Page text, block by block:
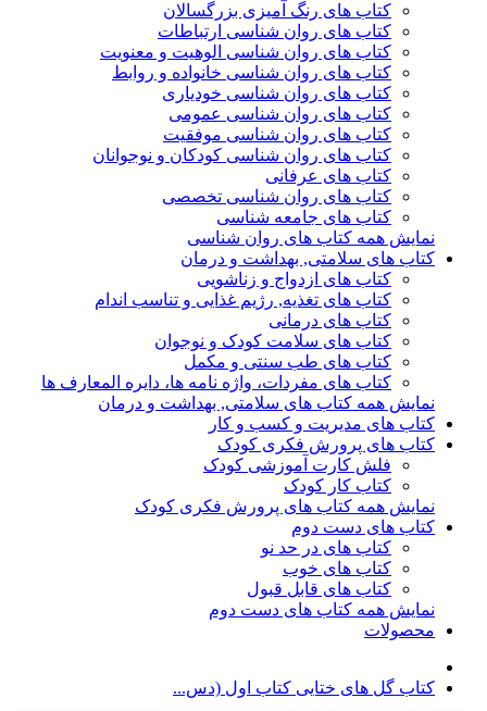
کتاب های رنگ آمیزی بزرگسالان
کتاب های روان شناسی ارتباطات
کتاب های روان شناسی الوهیت و معنویت
کتاب های روان شناسی خانواده و روابط
کتاب های روان شناسی خودیاری
کتاب های روان شناسی عمومی
کتاب های روان شناسی موفقیت
کتاب های روان شناسی کودکان و نوجوانان
کتاب های عرفانی
کتاب های روان شناسی تخصصی
کتاب های جامعه شناسی
نمایش همه کتاب های روان شناسی
کتاب های سلامتی, بهداشت و درمان
کتاب های ازدواج و زناشویی
کتاب های تغذیه, رژیم غذایی و تناسب اندام
کتاب های درمانی
کتاب های سلامت کودک و نوجوان
کتاب های طب سنتی و مکمل
کتاب های مفردات، واژه نامه ها، دایره المعارف ها
نمایش همه کتاب های سلامتی, بهداشت و درمان
کتاب های مدیریت و کسب و کار
کتاب های پرورش فکری کودک
فلش کارت آموزشی کودک
کتاب کار کودک
نمایش همه کتاب های پرورش فکری کودک
کتاب های دست دوم
کتاب های در حد نو
کتاب های خوب
کتاب های قابل قبول
نمایش همه کتاب های دست دوم
محصولات
کتاب گل های ختایی کتاب اول (دس...